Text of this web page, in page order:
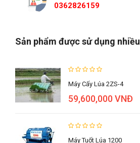
0362826159
Sản phẩm được sử dụng nhiều
Máy Cấy Lúa 2ZS-4
59,600,000 VNĐ
Máy Tuốt Lúa 1200